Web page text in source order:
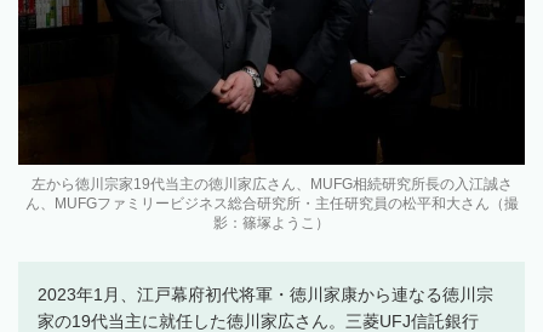
左から徳川宗家19代当主の徳川家広さん、MUFG相続研究所長の入江誠さ
ん、MUFGファミリービジネス総合研究所・主任研究員の松平和大さん（撮
影：篠塚ようこ）
2023年1月、江戸幕府初代将軍・徳川家康から連なる徳川宗
家の19代当主に就任した徳川家広さん。三菱UFJ信託銀行